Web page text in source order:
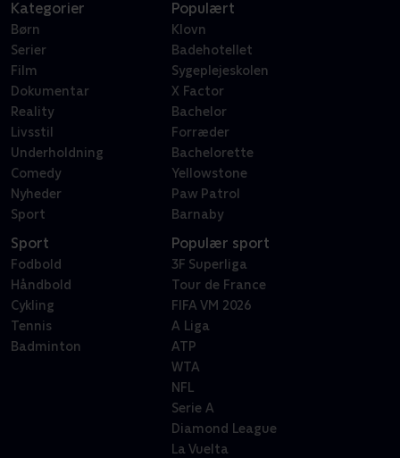
Kategorier
Børn
Serier
Film
Dokumentar
Reality
Livsstil
Underholdning
Comedy
Nyheder
Sport
Populært
Klovn
Badehotellet
Sygeplejeskolen
X Factor
Bachelor
Forræder
Bachelorette
Yellowstone
Paw Patrol
Barnaby
Sport
Fodbold
Håndbold
Cykling
Tennis
Badminton
Populær sport
3F Superliga
Tour de France
FIFA VM 2026
A Liga
ATP
WTA
NFL
Serie A
Diamond League
La Vuelta